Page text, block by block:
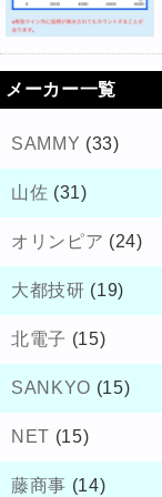
メーカー一覧
SAMMY (33)
山佐 (31)
オリンピア (24)
大都技研 (19)
北電子 (15)
SANKYO (15)
NET (15)
藤商事 (14)